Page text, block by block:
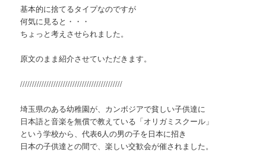
基本的に捨てるタイプなのですが
何気に見ると・・・
ちょっと考えさせられました。
原文のまま紹介させていただきます。
///////////////////////////////////////////
埼玉県のある幼稚園が、カンボジアで貧しい子供達に
日本語と音楽を無償で教えている「オリガミスクール」
という学校から、代表6人の男の子を日本に招き
日本の子供達との間で、楽しい交歓会が催されました。